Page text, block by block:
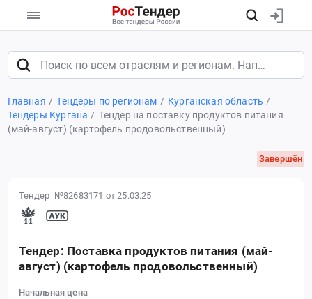
Главная Тендеры по регионам
Курганская область
Тендеры Кургана
Тендер на поставку продуктов питания
(май-август) (картофель продовольственный)
Завершён
Тендер №82683171 от 25.03.25
Тендер: Поставка продуктов питания (май-
август) (картофель продовольственный)
Начальная цена